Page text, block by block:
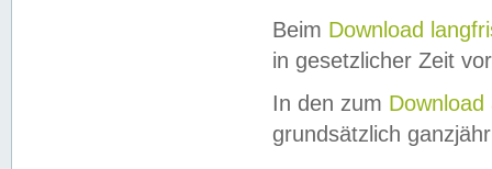
Beim Download
in gesetzlicher Zeit
In den zum Download
grundsätzlich